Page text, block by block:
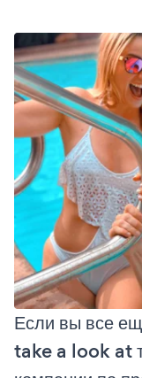
Если вы все
take a look at